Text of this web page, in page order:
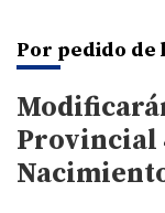
Por pedido de
Provincial